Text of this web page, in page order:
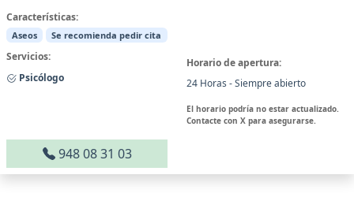
Características:
Aseos Se recomienda pedir cita
Servicios:
Psicólogo
Horario de apertura:
24 Horas - Siempre abierto
El horario podría no estar actualizado.
Contacte con X para asegurarse.
948 08 31 03